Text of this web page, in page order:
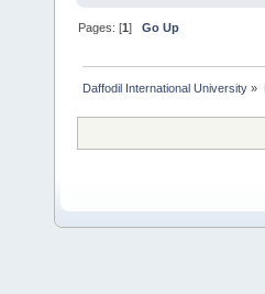
Pages: [1]Go Up
Daffodil International University »